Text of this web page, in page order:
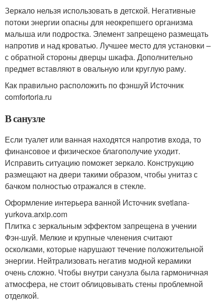
Зеркало нельзя использовать в детской. Негативные
потоки энергии опасны для неокрепшего организма
малыша или подростка. Элемент запрещено размещать
напротив и над кроватью. Лучшее место для установки –
с обратной стороны дверцы шкафа. Дополнительно
предмет вставляют в овальную или круглую раму.
Как правильно расположить по фэншуй Источник
comfortoria.ru
В санузле
Если туалет или ванная находятся напротив входа, то
финансовое и физическое благополучие уходит.
Исправить ситуацию поможет зеркало. Конструкцию
размещают на двери такими образом, чтобы унитаз с
бачком полностью отражался в стекле.
Оформление интерьера ванной Источник svetlana-
yurkova.arxip.com
Плитка с зеркальным эффектом запрещена в учении
Фэн-шуй. Мелкие и крупные членения считают
осколками, которые нарушают течение положительной
энергии. Нейтрализовать негатив модной керамики
очень сложно. Чтобы внутри санузла была гармоничная
атмосфера, не стоит облицовывать стены проблемной
отделкой.